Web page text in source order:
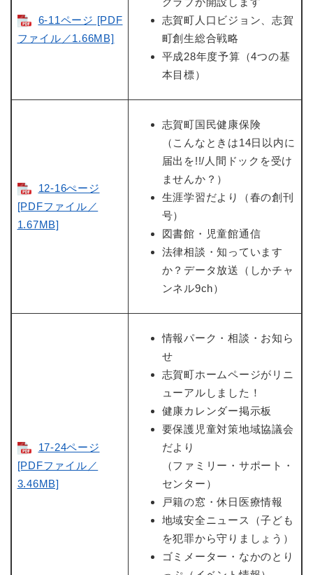
6-11ページ [PDF
ファイル／1.66MB]
志賀町人口ビジョン、志賀
町創生総合戦略
平成28年度予算（4つの基
本目標）
12-16ぺージ
[PDFファイル／
1.67MB]
志賀町国民健康保険
（こんなときは14日以内に
届出を!!/人間ドックを受け
ませんか？）
生涯学習だより（春の創刊
号）
図書館・児童館通信
法律相談・知っています
か？データ放送（しかチャ
ンネル9ch）
17-24ページ
[PDFファイル／
3.46MB]
情報パーク・相談・お知ら
せ
志賀町ホームページがリニ
ューアルしました！
健康カレンダー掲示板
要保護児童対策地域協議会
だより
（ファミリー・サポート・
センター）
戸籍の窓・休日医療情報
地域安全ニュース（子ども
を犯罪から守りましょう）
ゴミメーター・なかのとり